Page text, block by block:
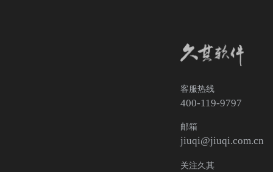
客服热线
400-119-9797
邮箱
jiuqi@jiuqi.com.cn
关注久其